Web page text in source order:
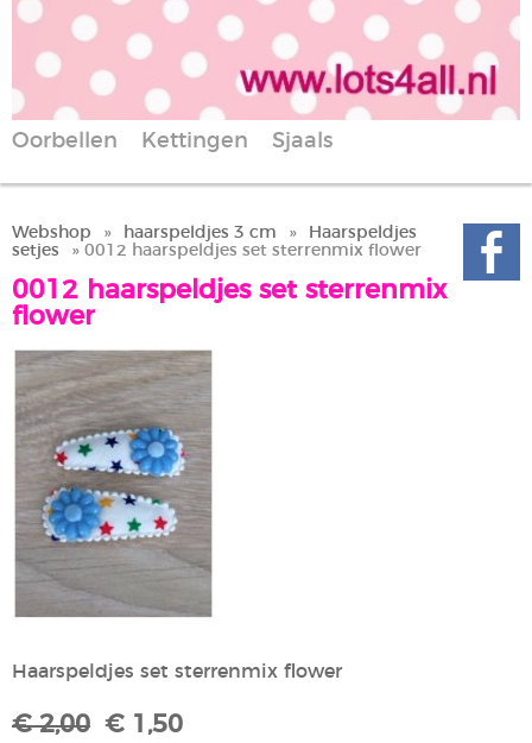
Oorbellen Kettingen Sjaals
Webshop » haarspeldjes 3 cm »
Haarspeldjes
setjes
» 0012 haarspeldjes set sterrenmix flower
0012 haarspeldjes set sterrenmix
flower
Haarspeldjes set sterrenmix flower
€ 2,00 € 1,50